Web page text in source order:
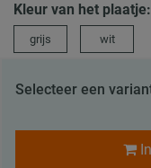
Kleur van het plaatje:
grijs wit
Selecteer een